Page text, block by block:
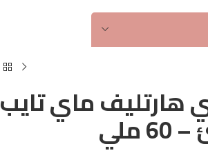
ماي تايب